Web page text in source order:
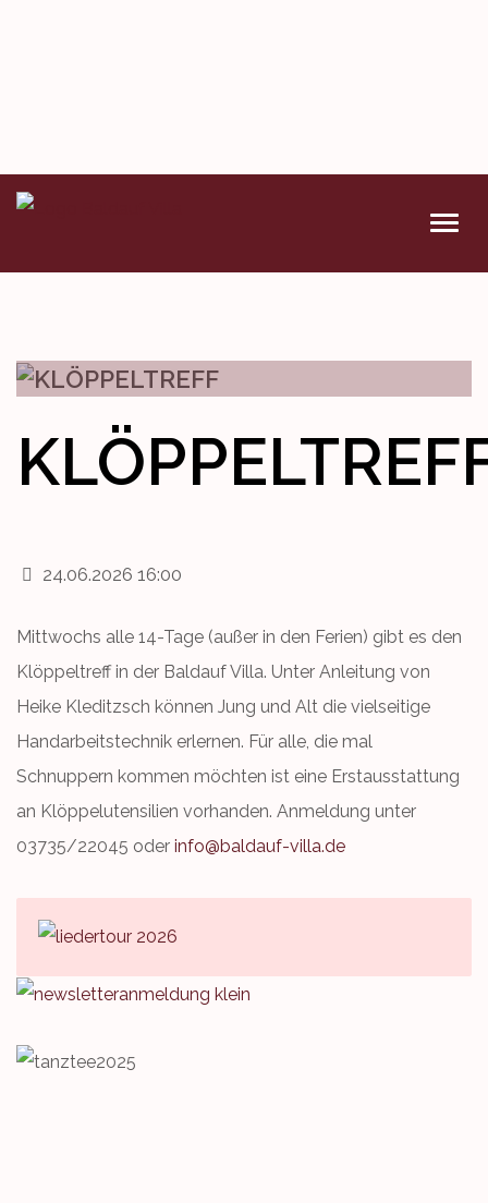
KONTAKT
24.06.2026 16:00
Mittwochs alle 14-Tage (außer in den Ferien) gibt es den
Klöppeltreff in der Baldauf Villa. Unter Anleitung von
Heike Kleditzsch können Jung und Alt die vielseitige
Handarbeitstechnik erlernen. Für alle, die mal
Schnuppern kommen möchten ist eine Erstausstattung
an Klöppelutensilien vorhanden. Anmeldung unter
03735/22045 oder info@baldauf-villa.de